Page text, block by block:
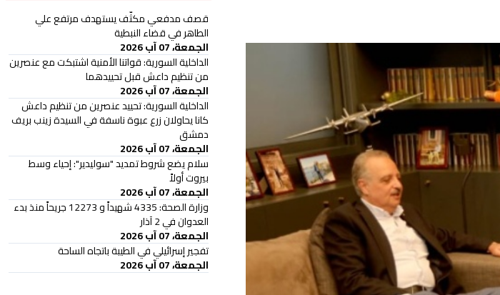
قصف مدفعي مكثّف يستهدف مرتفع علي
الطاهر في قضاء النبطية
الجمعة، 07 آب 2026
الداخلية السورية: قواتنا الأمنية اشتبكت مع عنصرين
من تنظيم داعش قبل تحييدهما
الجمعة، 07 آب 2026
الداخلية السورية: تحييد عنصرين من تنظيم داعش
كانا يحاولان زرع عبوة ناسفة في السيدة زينب بريف
دمشق
الجمعة، 07 آب 2026
سلام يضع شروط تمديد "سوليدير": إحياء وسط
بيروت أولاً
الجمعة، 07 آب 2026
وزارة الصحة: 4335 شهيداً و 12273 جريحاً منذ بدء
العدوان في 2 آذار
الجمعة، 07 آب 2026
تفجير إسرائيلي في الطيبة باتجاه الساحة
الجمعة، 07 آب 2026